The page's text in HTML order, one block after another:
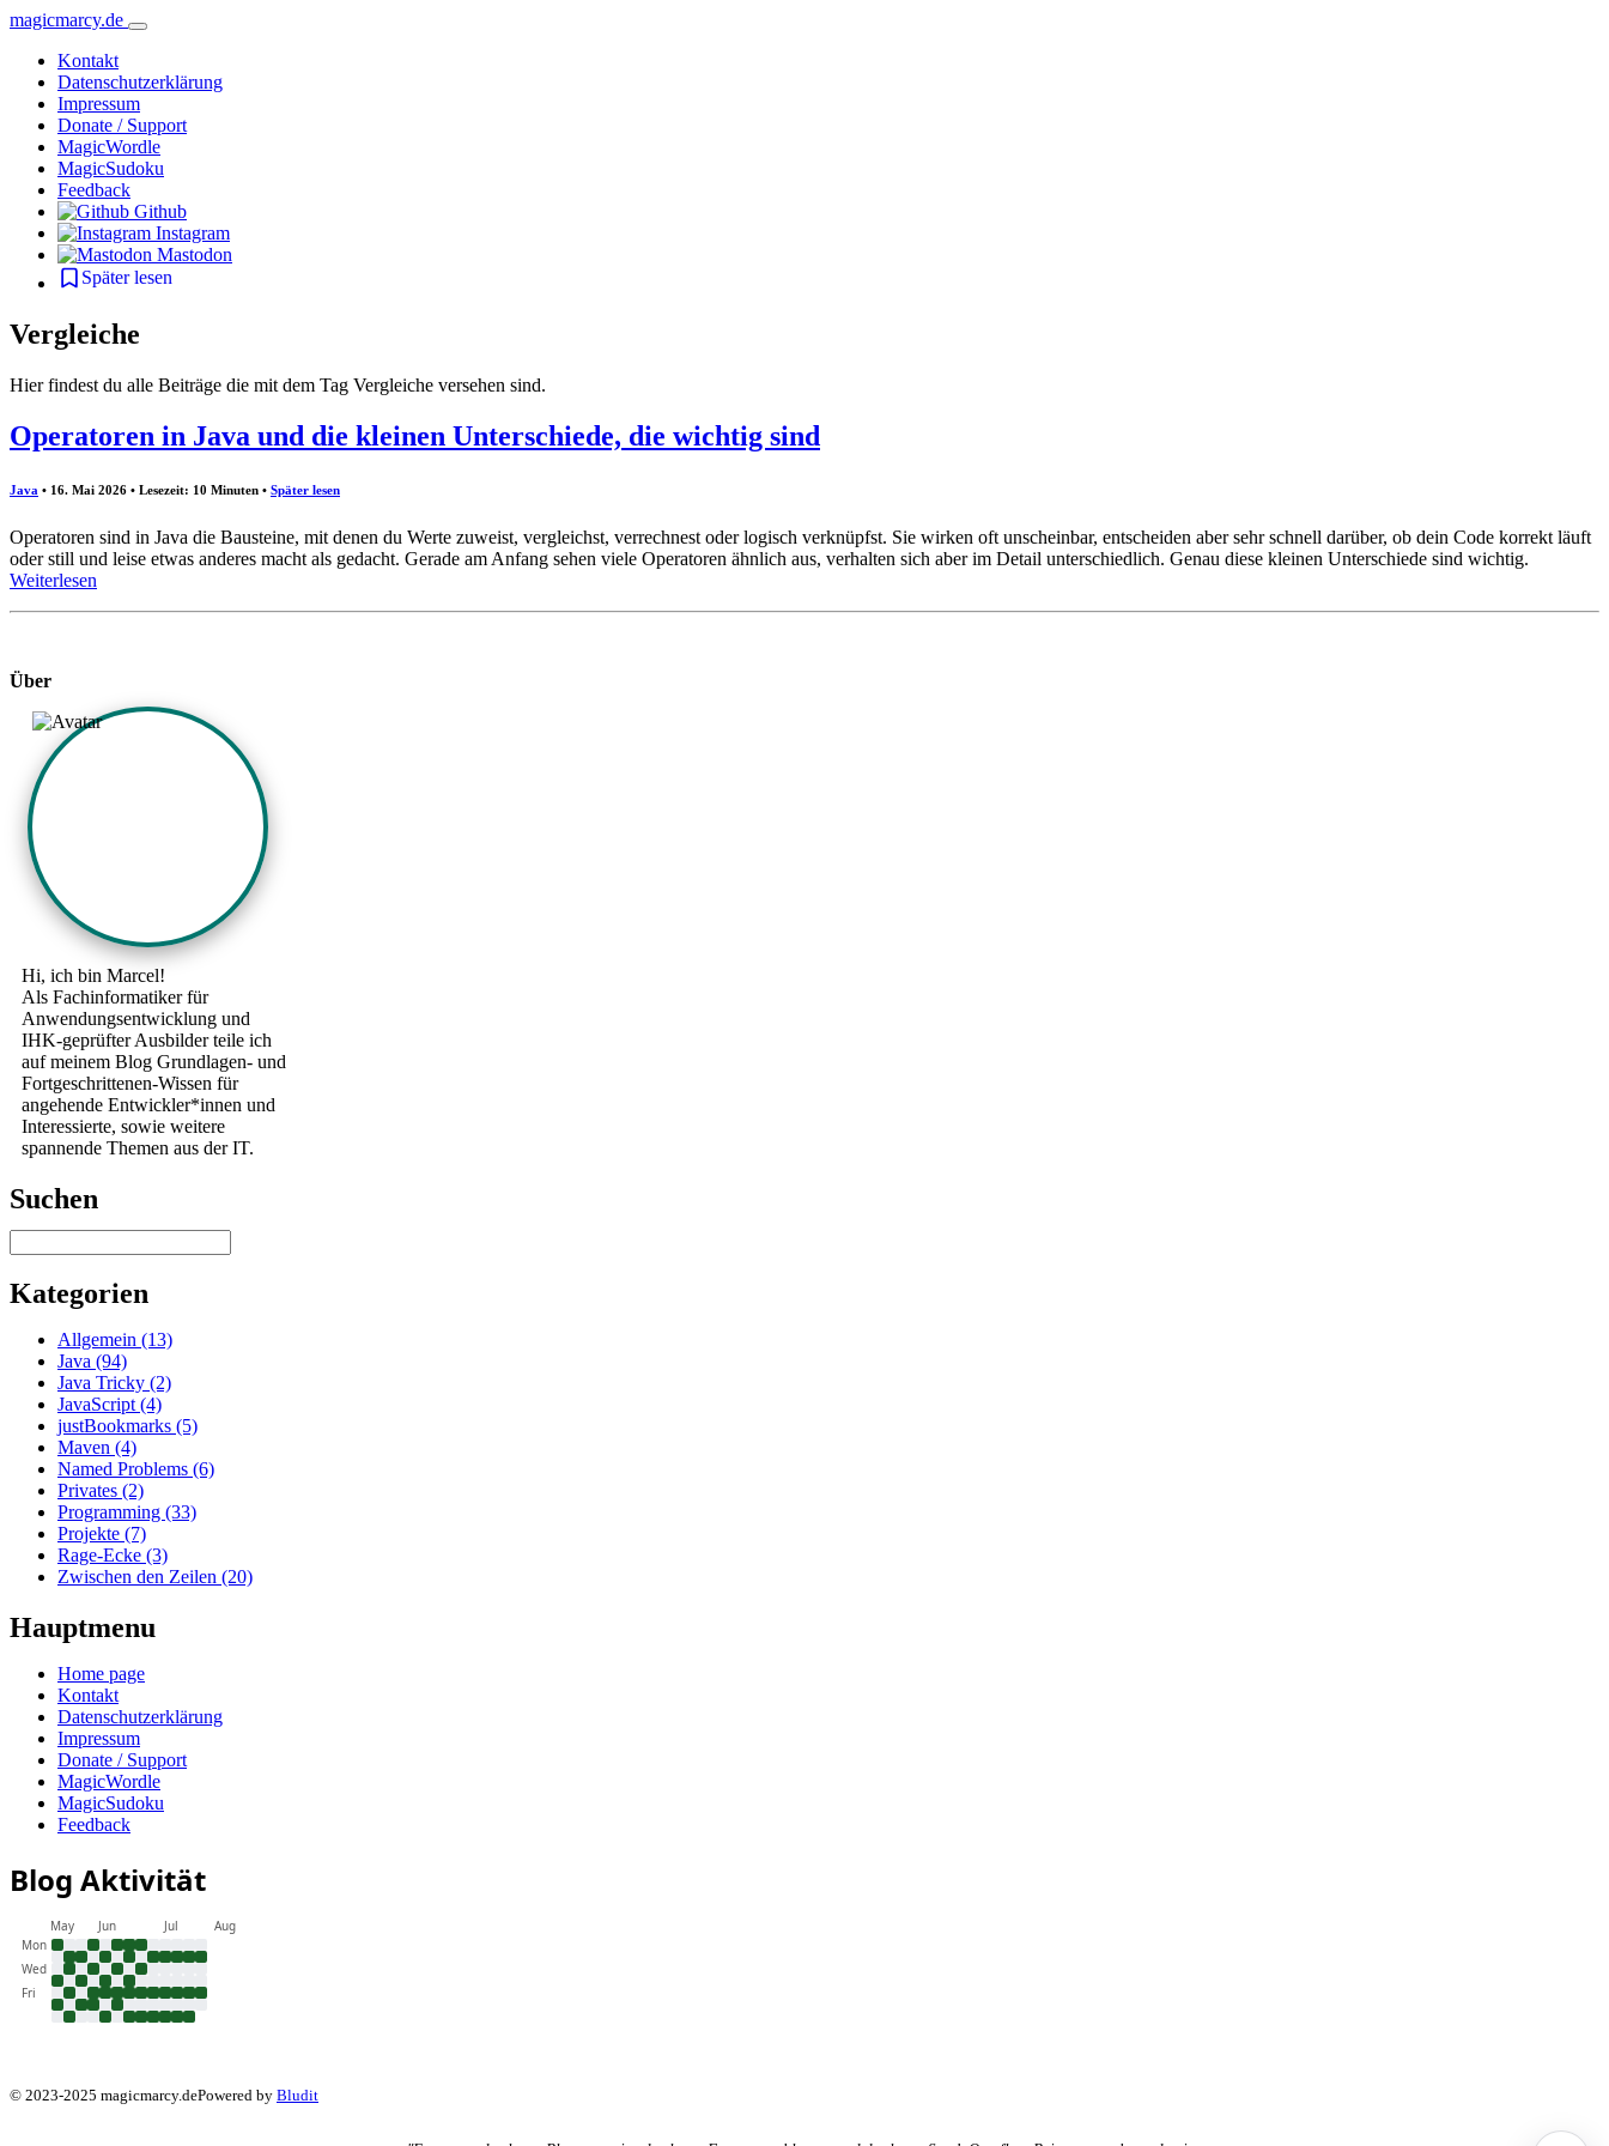
magicmarcy.de
Kontakt
Datenschutzerklärung
Impressum
Donate / Support
MagicWordle
MagicSudoku
Feedback
Github
Instagram
Mastodon
Später lesen
Vergleiche
Hier findest du alle Beiträge die mit dem Tag Vergleiche versehen sind.
Operatoren in Java und die kleinen Unterschiede, die wichtig sind
Java • 16. Mai 2026 • Lesezeit: 10 Minuten • Später lesen
Operatoren sind in Java die Bausteine, mit denen du Werte zuweist, vergleichst, verrechnest oder logisch verknüpfst. Sie wirken oft unscheinbar, entscheiden aber sehr schnell darüber, ob dein Code korrekt läuft
oder still und leise etwas anderes macht als gedacht. Gerade am Anfang sehen viele Operatoren ähnlich aus, verhalten sich aber im Detail unterschiedlich. Genau diese kleinen Unterschiede sind wichtig.
Weiterlesen
Über
Hi, ich bin Marcel!
Als Fachinformatiker für
Anwendungsentwicklung und
IHK-geprüfter Ausbilder teile ich
auf meinem Blog Grundlagen- und
Fortgeschrittenen-Wissen für
angehende Entwickler*innen und
Interessierte, sowie weitere
spannende Themen aus der IT.
Suchen
Kategorien
Allgemein (13)
Java (94)
Java Tricky (2)
JavaScript (4)
justBookmarks (5)
Maven (4)
Named Problems (6)
Privates (2)
Programming (33)
Projekte (7)
Rage-Ecke (3)
Zwischen den Zeilen (20)
Hauptmenu
Home page
Kontakt
Datenschutzerklärung
Impressum
Donate / Support
MagicWordle
MagicSudoku
Feedback
Blog Aktivität
May Jun Jul
Aug
Mon
Wed
Fri
© 2023-2025 magicmarcy.dePowered by Bludit